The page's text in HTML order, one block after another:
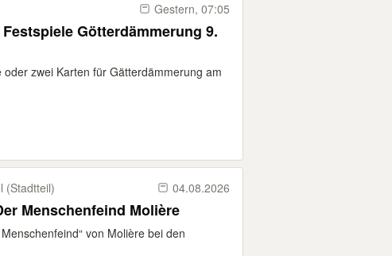
Gestern, 07:05
Götterdämmerung 9.
zwei Karten für Gätterdämmerung am
(Stadtteil) 04.08.2026
Menschenfeind Molière
von Molière bei den